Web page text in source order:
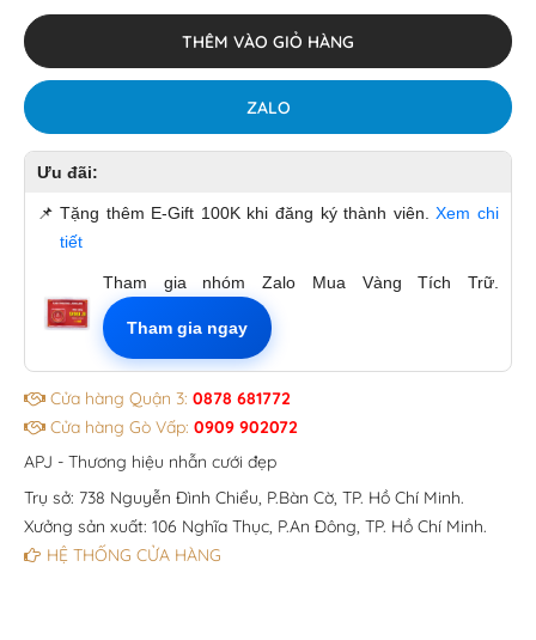
THÊM VÀO GIỎ HÀNG
ZALO
Ưu đãi:
📌 Tặng thêm E-Gift 100K khi đăng ký thành viên.Xem chi
tiết
Tham gia nhóm Zalo Mua Vàng Tích Trữ.
Tham gia ngay
Cửa hàng Quận 3: 0878 681772
Cửa hàng Gò Vấp: 0909 902072
APJ - Thương hiệu nhẫn cưới đẹp
Trụ sở: 738 Nguyễn Đình Chiểu, P.Bàn Cờ, TP. Hồ Chí Minh.
Xưởng sản xuất: 106 Nghĩa Thục, P.An Đông, TP. Hồ Chí Minh.
HỆ THỐNG CỬA HÀNG